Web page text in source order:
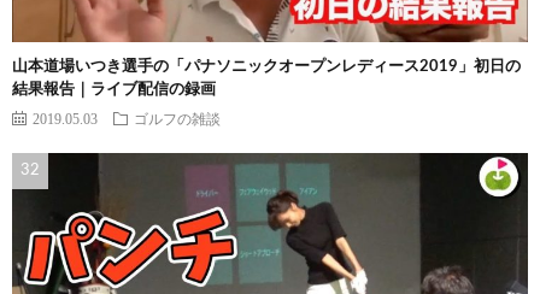
山本道場いつき選手の「パナソニックオープンレディース2019」初日の
結果報告｜ライブ配信の録画
2019.05.03 ゴルフの雑談